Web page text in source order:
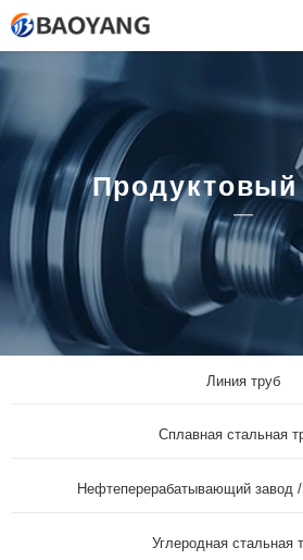
Продуктовый
Линия труб
Сплавная стальная
Нефтеперерабатывающий завод
Углеродная стальная